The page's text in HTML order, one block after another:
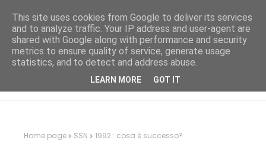
Home page SSN 1992 : cosa è successo?
This site uses cookies from Google to deliver its services
and to analyze traffic. Your IP address and user-agent are
shared with Google along with performance and security
metrics to ensure quality of service, generate usage
statistics, and to detect and address abuse.
LEARN MORE GOT IT